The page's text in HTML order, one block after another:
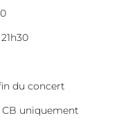
du concert
uniquement